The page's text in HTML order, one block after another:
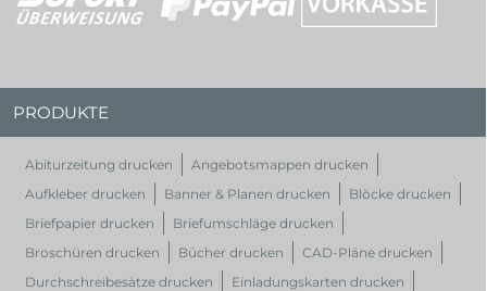
PRODUKTE
Abiturzeitung drucken
Angebotsmappen drucken
Aufkleber drucken
Banner & Planen drucken
Blöcke drucken
Briefpapier drucken
Briefumschläge drucken
Broschüren drucken
Bücher drucken
CAD-Pläne drucken
Durchschreibesätze drucken
Einladungskarten drucken